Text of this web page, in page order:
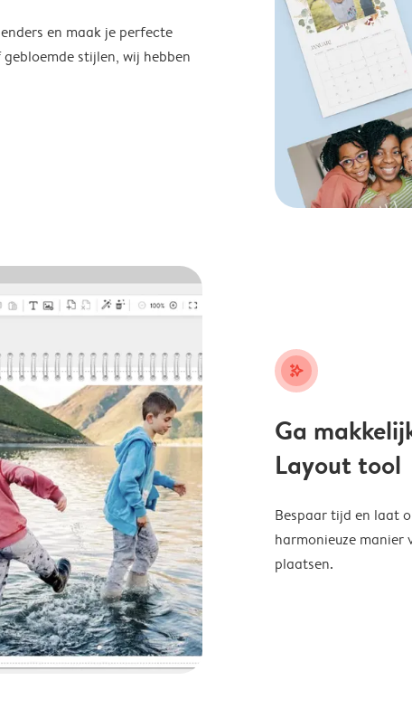
en maak je perfecte
stijlen, wij hebben
stars_plus
Ga
Layout tool
Bespaar tijd en laat
harmonieuze
plaatsen.